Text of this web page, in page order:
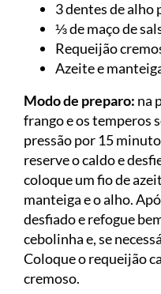
3 dentes de alho
⅓ de maço de
Requeijão
Azeite e
Modo de preparo: na
frango e os temperos
pressão por 15
reserve o caldo e
coloque um fio de
manteiga e o alho.
desfiado e refogue
cebolinha e, se
Coloque o requeijão
cremoso.